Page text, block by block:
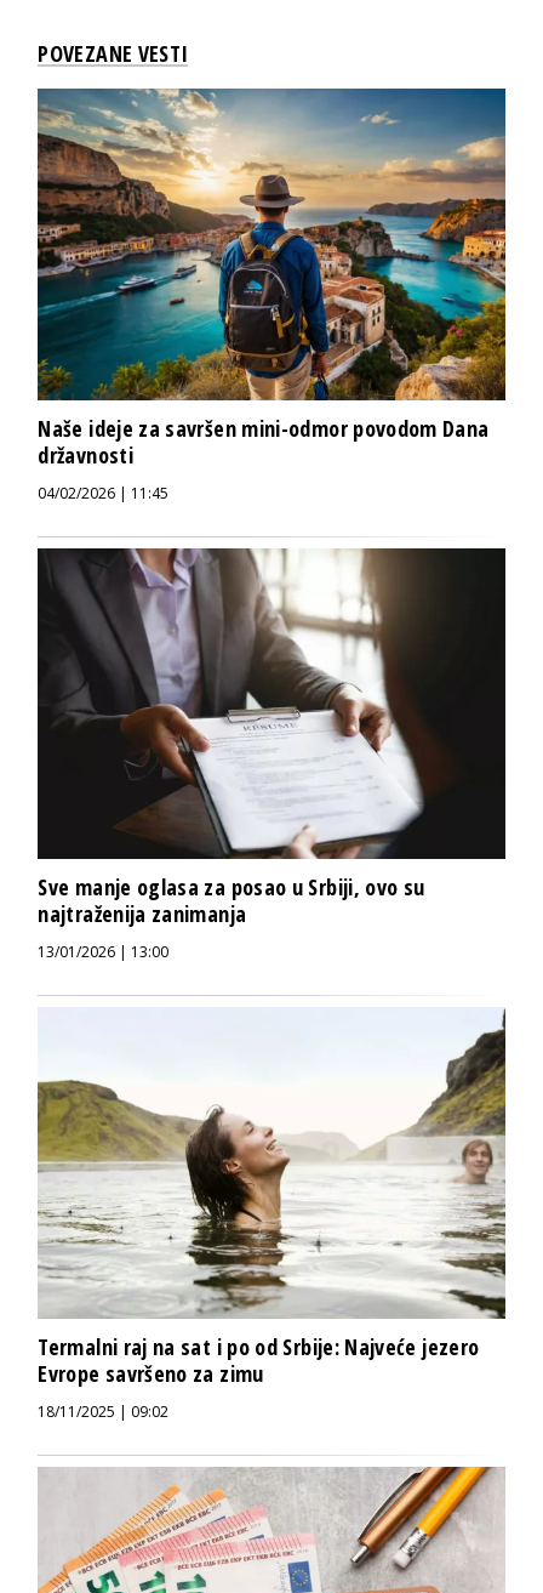
POVEZANE VESTI
Naše ideje za savršen mini-odmor povodom Dana
državnosti
04/02/2026 | 11:45
Sve manje oglasa za posao u Srbiji, ovo su
najtraženija zanimanja
13/01/2026 | 13:00
Termalni raj na sat i po od Srbije: Najveće jezero
Evrope savršeno za zimu
18/11/2025 | 09:02